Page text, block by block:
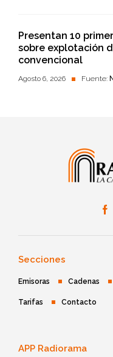
Presentan 10
sobre explotación
convencional
Agosto 6, 2026 Fuente:
Secciones
Emisoras Cadenas
Tarifas Contacto
APP Radiorama